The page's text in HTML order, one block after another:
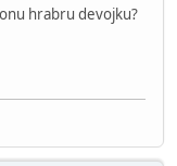
hrabru devojku?